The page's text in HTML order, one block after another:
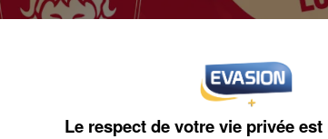
Le respect de votre vie privée